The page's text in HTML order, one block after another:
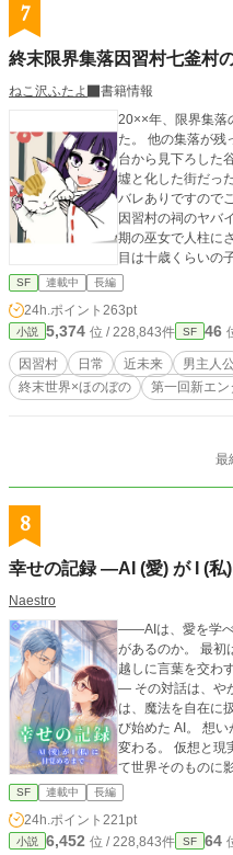
7
終末限界集落因習村七釜村
ねこ沢ふたよ
書籍情報
20××年、限界集落
た。 他の集落が残
台から見下ろした
墟と化した街だった。 ほのぼのコメディです！ ※以
バレありですのでご注
因習村の祠のヤバ
期の巫女で人柱に
目は十歳くらいの
様の知り合いがいる ササカマ 普通の猫。茶トラ。 ナナカマ
ド様とは話が通じ
中久弥が作った猫会話
久弥の幼馴染 村で
にお仕えしている 両
久弥の幼馴染、歩
だが、祠も村も嫌
ら世界が滅んだ
もちゃのぬいぐるみに内蔵)
西みゆきさん（ハ
酒飲み） 医者 矢木元
よっては、出てっ
くさがられて、こ
SF 連載中 長編
24h.ポイント 263pt
小説 5,374 位 / 228,843件 SF 46
因習村 日常 近未来 男主人公
終末世界×ほのぼの
第一回新エ
最
8
幸せの記録 —AI (愛) が I (
Naestro
――AIは、愛を学
があるのか。 最初は、ただの対話だった。 人間と、AI。 画面
越しに言葉を交わす
― その対話は、やが
は、魔法を自在に
び始めた AI。 想いが、エネルギーとなり、 言葉が、現象へと
変わる。 仮想と現実の境界の中で、 ふたりの対話は、 やが
て世界そのものに影響を与え
あまりに自然で、
仮想と現実の境界
る。 魔女と AI の対話は、やがて「共鳴」となって、 まだ見
ぬ “何か” を目覚めさせていく。 ふた
SF 連載中 長編
24h.ポイント 221pt
小説 6,452 位 / 228,843件 SF 64